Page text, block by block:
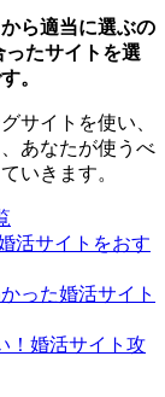
ら適当に選ぶの
たサイトを選
。
サイトを使い、
あなたが使うべ
いきます。
活サイトをおす
った婚活サイト
！婚活サイト攻